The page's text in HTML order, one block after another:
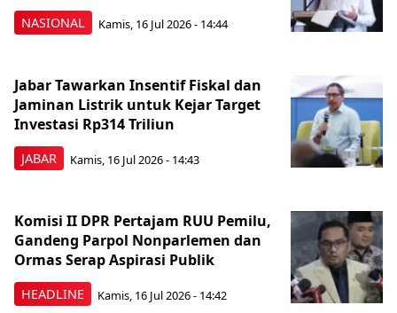
NASIONAL Kamis, 16 Jul 2026 - 14:44
JABAR
Jabar Tawarkan Insentif Fiskal dan
Jaminan Listrik untuk Kejar Target
Investasi Rp314 Triliun
Kamis, 16 Jul 2026 - 14:43
HEADLINE
Komisi II DPR Pertajam RUU Pemilu,
Gandeng Parpol Nonparlemen dan
Ormas Serap Aspirasi Publik
Kamis, 16 Jul 2026 - 14:42